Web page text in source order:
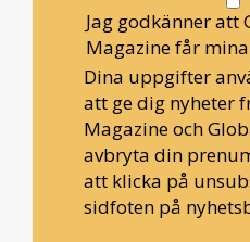
Jag godkänner att
Magazine får
Dina uppgifter
att ge dig nyheter
Magazine och
avbryta din
att klicka på
sidfoten på